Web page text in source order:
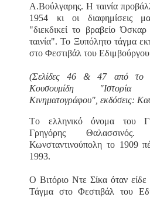
Α.Βούλγαρης. Η ταινία
1954 κι οι διαφημίσεις
"διεκδικεί το βραβείο
ταινία". Το Ξυπόλητο τάγμα
στο Φεστιβάλ του
(Σελίδες 46 & 47 από το
Κουσουμίδη
Κινηματογράφου", εκδόσεις:
Tο ελληνικό όνομα του
Γρηγόρης
Κωνσταντινούπολη το 1909
1993.
Ο Βιτόριο Ντε Σίκα όταν
Τάγμα στο Φεστιβάλ του